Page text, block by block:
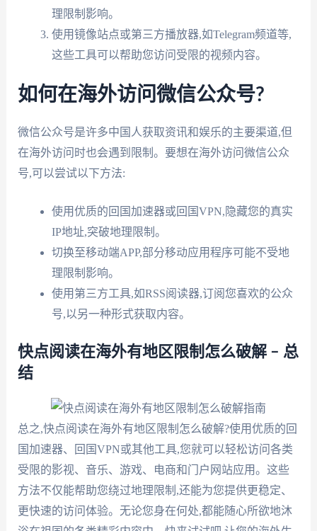
理限制影响。
使用镜像站点或第三方播放器,如Telegram频道等,
这些工具可以帮助您访问受限的视频内容。
如何在海外访问微信公众号?
微信公众号是许多中国人获取资讯和娱乐的主要渠道,但
在海外访问时也会遇到限制。要想在海外访问微信公众
号,可以尝试以下方法:
使用优质的回国加速器或回国VPN,隐藏您的真实
IP地址,突破地理限制。
切换至移动端APP,部分移动应用程序可能不受地
理限制影响。
使用第三方工具,如RSS阅读器,订阅您喜欢的公众
号,以另一种形式获取内容。
快点阅读在海外有地区限制怎么破解 – 总
结
总之,快点阅读在海外有地区限制怎么破解?使用优质的回
国加速器、回国VPN或其他工具,您就可以轻松访问各类
受限的影视、音乐、游戏、电商和门户网站应用。这些
方法不仅能帮助您绕过地理限制,还能为您提供更稳定、
更快速的访问体验。无论您身在何处,都能随心所欲地沐